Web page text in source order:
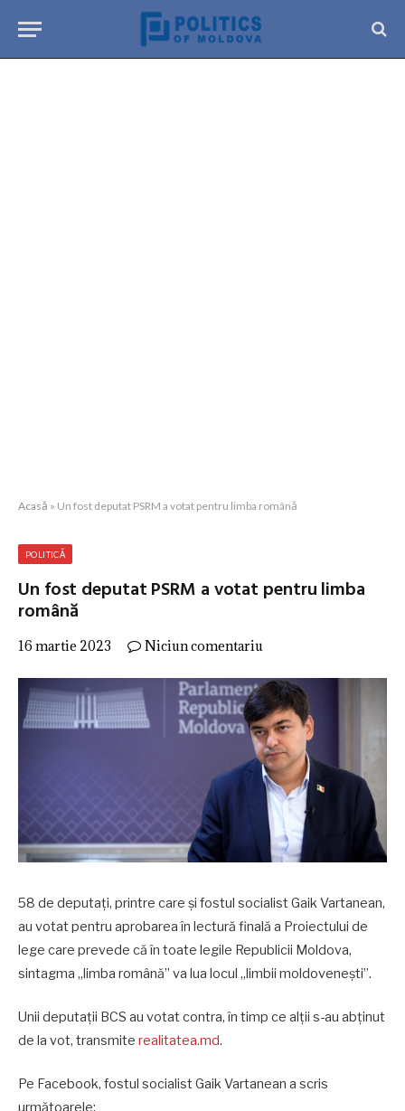
Acasă » Un fost deputat PSRM a votat pentru limba română
POLITICĂ
Un fost deputat PSRM a votat pentru limba
română
16 martie 2023 Niciun comentariu
58 de deputați, printre care și fostul socialist Gaik Vartanean,
au votat pentru aprobarea în lectură finală a Proiectului de
lege care prevede că în toate legile Republicii Moldova,
sintagma „limba română” va lua locul „limbii moldovenești”.
Unii deputații BCS au votat contra, în timp ce alții s-au abținut
de la vot, transmite realitatea.md.
Pe Facebook, fostul socialist Gaik Vartanean a scris
următoarele: